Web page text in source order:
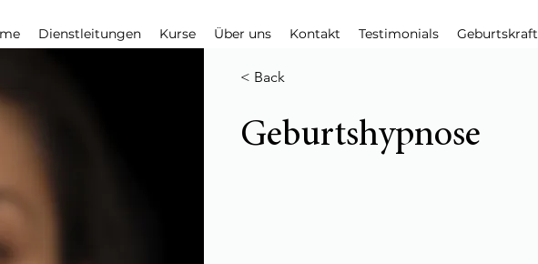
Dienstleitungen Kurse Über uns Kontakt Testimonials Geburtskraft
< Back
Geburtshypnose